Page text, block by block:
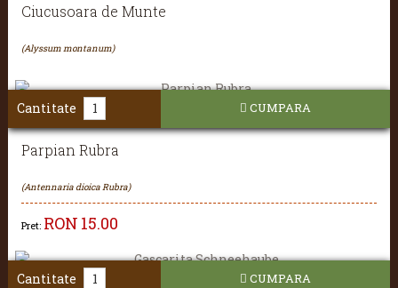
Ciucusoara de Munte
(Alyssum montanum)
Parpian Rubra
(Antennaria dioica Rubra)
Pret: RON 15.00
Cantitate CUMPARA
Cantitate CUMPARA